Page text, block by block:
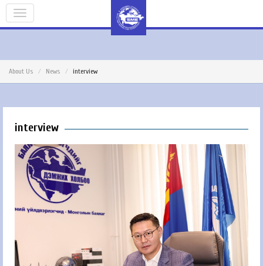
About Us News interview
interview